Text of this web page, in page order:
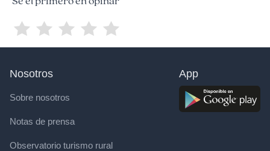
Nosotros
Sobre nosotros
Notas de prensa
Observatorio turismo rural
App